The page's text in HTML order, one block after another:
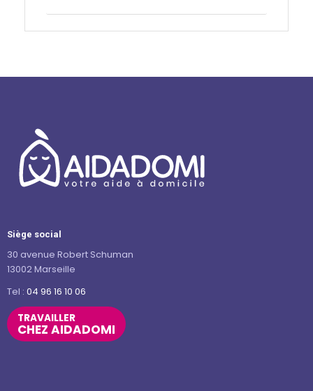
Siège social
30 avenue Robert Schuman
13002 Marseille
Tel : 04 96 16 10 06
TRAVAILLER
CHEZ AIDADOMI